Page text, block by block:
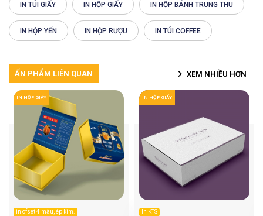
IN TÚI GIẤY IN HỘP GIẤY IN HỘP BÁNH TRUNG THU
IN HỘP YẾN IN HỘP RƯỢU IN TÚI COFFEE
ẤN PHẨM LIÊN QUAN XEM NHIỀU HƠN
IN HỘP GIẤY
in ofset 4 màu, ép kim.
IN HỘP GIẤY
In KTS